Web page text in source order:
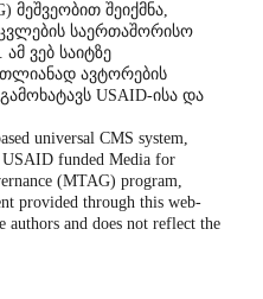
მეშვეობით შეიქმნა,
საერთაშორისო
ვებ საიტზე
ავტორების
USAID-ისა და
universal CMS system,
USAID funded Media for
(MTAG) program,
provided through this web-
and does not reflect the